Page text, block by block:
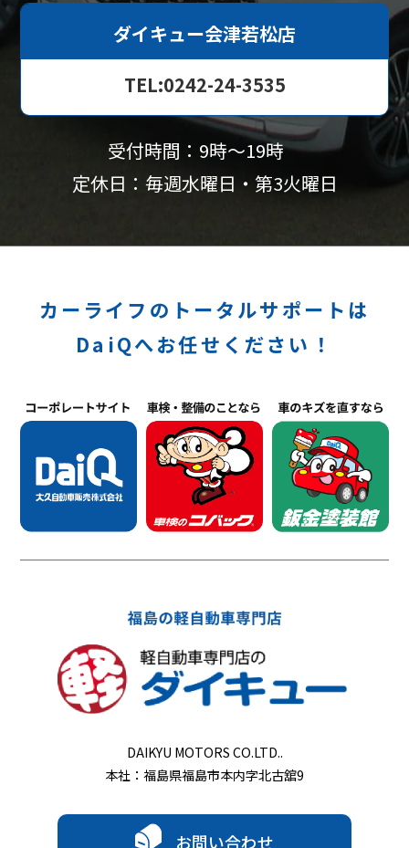
ダイキュー会津若松店
TEL:0242-24-3535
受付時間：9時〜19時
定休日：毎週水曜日・第3火曜日
カーライフのトータルサポートは
DaiQへお任せください！
DAIKYU MOTORS CO.LTD..
本社：福島県福島市本内字北古舘9
お問い合わせ